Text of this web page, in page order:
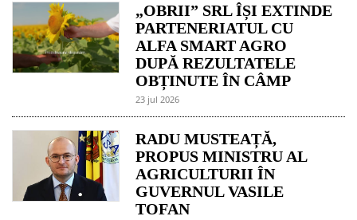
„OBRII” SRL ÎȘI EXTINDE
PARTENERIATUL CU
ALFA SMART AGRO
DUPĂ REZULTATELE
OBȚINUTE ÎN CÂMP
23 jul 2026
RADU MUSTEAȚĂ,
PROPUS MINISTRU AL
AGRICULTURII ÎN
GUVERNUL VASILE
TOFAN